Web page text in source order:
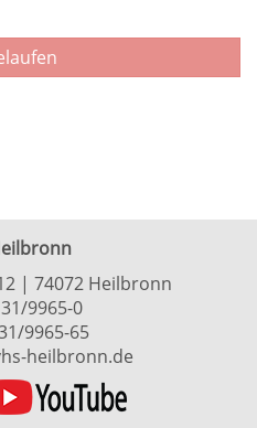
| 74072 Heilbronn
9965-0
9965-65
heilbronn.de